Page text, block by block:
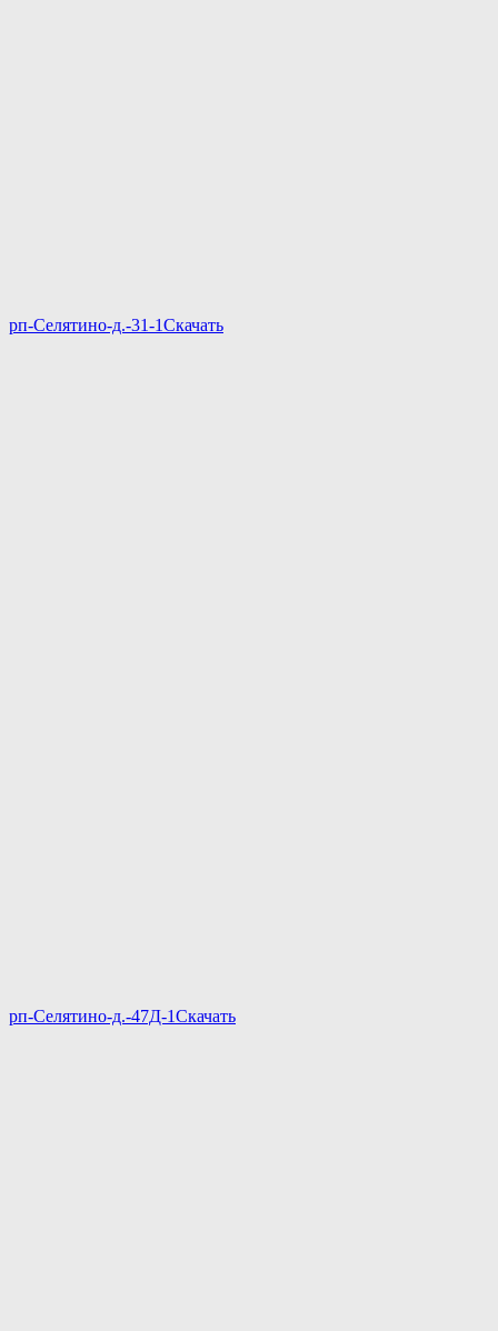
рп-Селятино-д.-31-1Скачать
рп-Селятино-д.-47Д-1Скачать